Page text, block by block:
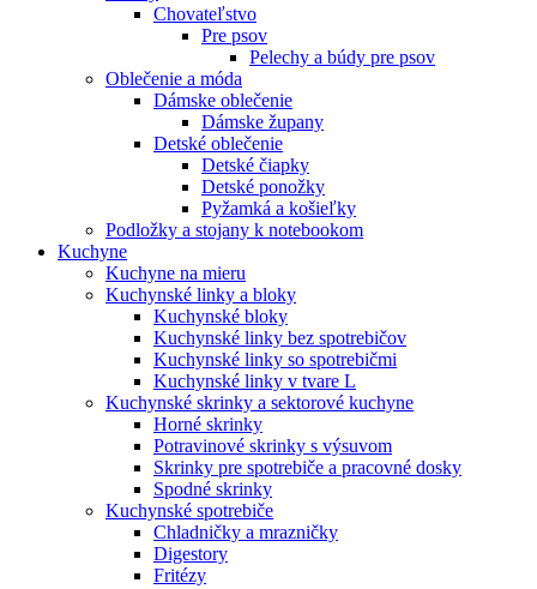
Chovateľstvo
Pre psov
Pelechy a búdy pre psov
Oblečenie a móda
Dámske oblečenie
Dámske župany
Detské oblečenie
Detské čiapky
Detské ponožky
Pyžamká a košieľky
Podložky a stojany k notebookom
Kuchyne
Kuchyne na mieru
Kuchynské linky a bloky
Kuchynské bloky
Kuchynské linky bez spotrebičov
Kuchynské linky so spotrebičmi
Kuchynské linky v tvare L
Kuchynské skrinky a sektorové kuchyne
Horné skrinky
Potravinové skrinky s výsuvom
Skrinky pre spotrebiče a pracovné dosky
Spodné skrinky
Kuchynské spotrebiče
Chladničky a mrazničky
Digestory
Fritézy